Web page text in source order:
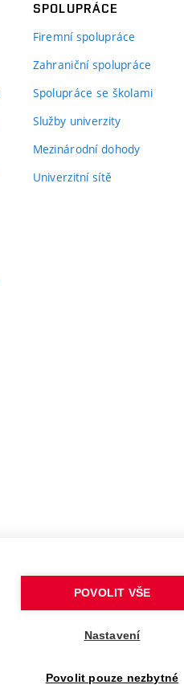
SPOLUPRÁCE
Firemní spolupráce
Zahraniční spolupráce
Spolupráce se školami
Služby univerzity
Mezinárodní dohody
Univerzitní sítě
POVOLIT VŠE
Nastavení
Povolit pouze nezbytné